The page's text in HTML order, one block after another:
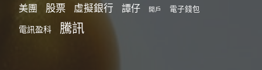
美團 股票 虛擬銀行 譚仔 開戶 電子錢包
電訊盈科 騰訊